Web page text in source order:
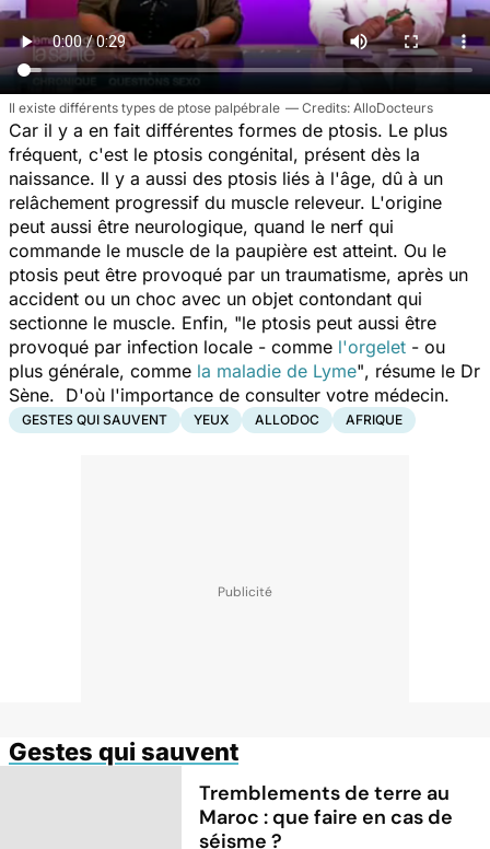
Il existe différents types de ptose palpébrale AlloDocteurs
Car il y a en fait différentes formes de ptosis. Le plus
fréquent, c'est le ptosis congénital, présent dès la
naissance. Il y a aussi des ptosis liés à l'âge, dû à un
relâchement progressif du muscle releveur. L'origine
peut aussi être neurologique, quand le nerf qui
commande le muscle de la paupière est atteint. Ou le
ptosis peut être provoqué par un traumatisme, après un
accident ou un choc avec un objet contondant qui
sectionne le muscle. Enfin, "le ptosis peut aussi être
provoqué par infection locale - comme l'orgelet - ou
plus générale, comme la maladie de Lyme", résume le Dr
Sène. D'où l'importance de consulter votre médecin.
GESTES QUI SAUVENT YEUX ALLODOC AFRIQUE
Gestes qui sauvent
Tremblements de terre au
Maroc : que faire en cas de
séisme ?